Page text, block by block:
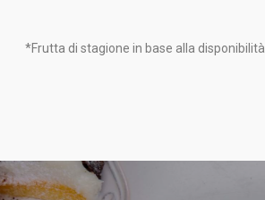
*Frutta di stagione in base alla disponibilità